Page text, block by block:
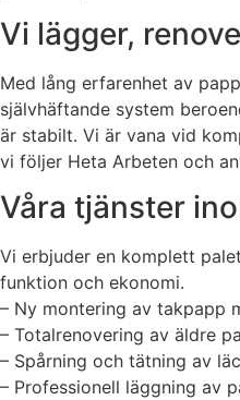
Vi lägger,
Med lång erfarenhet av
självhäftande system
är stabilt. Vi är vana vid
vi följer Heta Arbeten och
Våra tjänster
Vi erbjuder en komplett
funktion och ekonomi.
– Ny montering av takpapp
– Totalrenovering av äldre
– Spårning och tätning av
– Professionell läggning av